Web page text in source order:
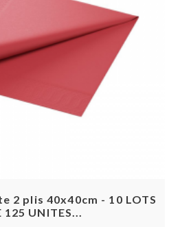
2 plis 40x40cm - 10 LOTS
125 UNITES...